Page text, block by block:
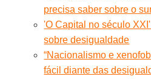
precisa saber sobre o
'O Capital no século
sobre desigualdade
“Nacionalismo e
fácil diante das